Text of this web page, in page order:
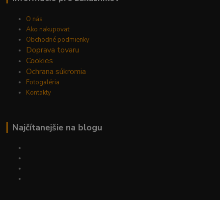
O nás
Ako nakupovať
Obchodné podmienky
Doprava tovaru
Cookies
Ochrana súkromia
Fotogaléria
Kontakty
Najčítanejšie na blogu